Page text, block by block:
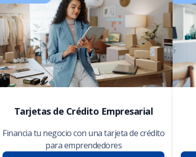
Tarjetas de Crédito Empresarial
Financia tu negocio con una tarjeta de crédito
para emprendedores